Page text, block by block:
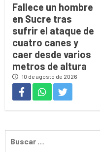
Fallece un hombre
en Sucre tras
sufrir el ataque de
cuatro canes y
caer desde varios
metros de altura
10 de agosto de 2026